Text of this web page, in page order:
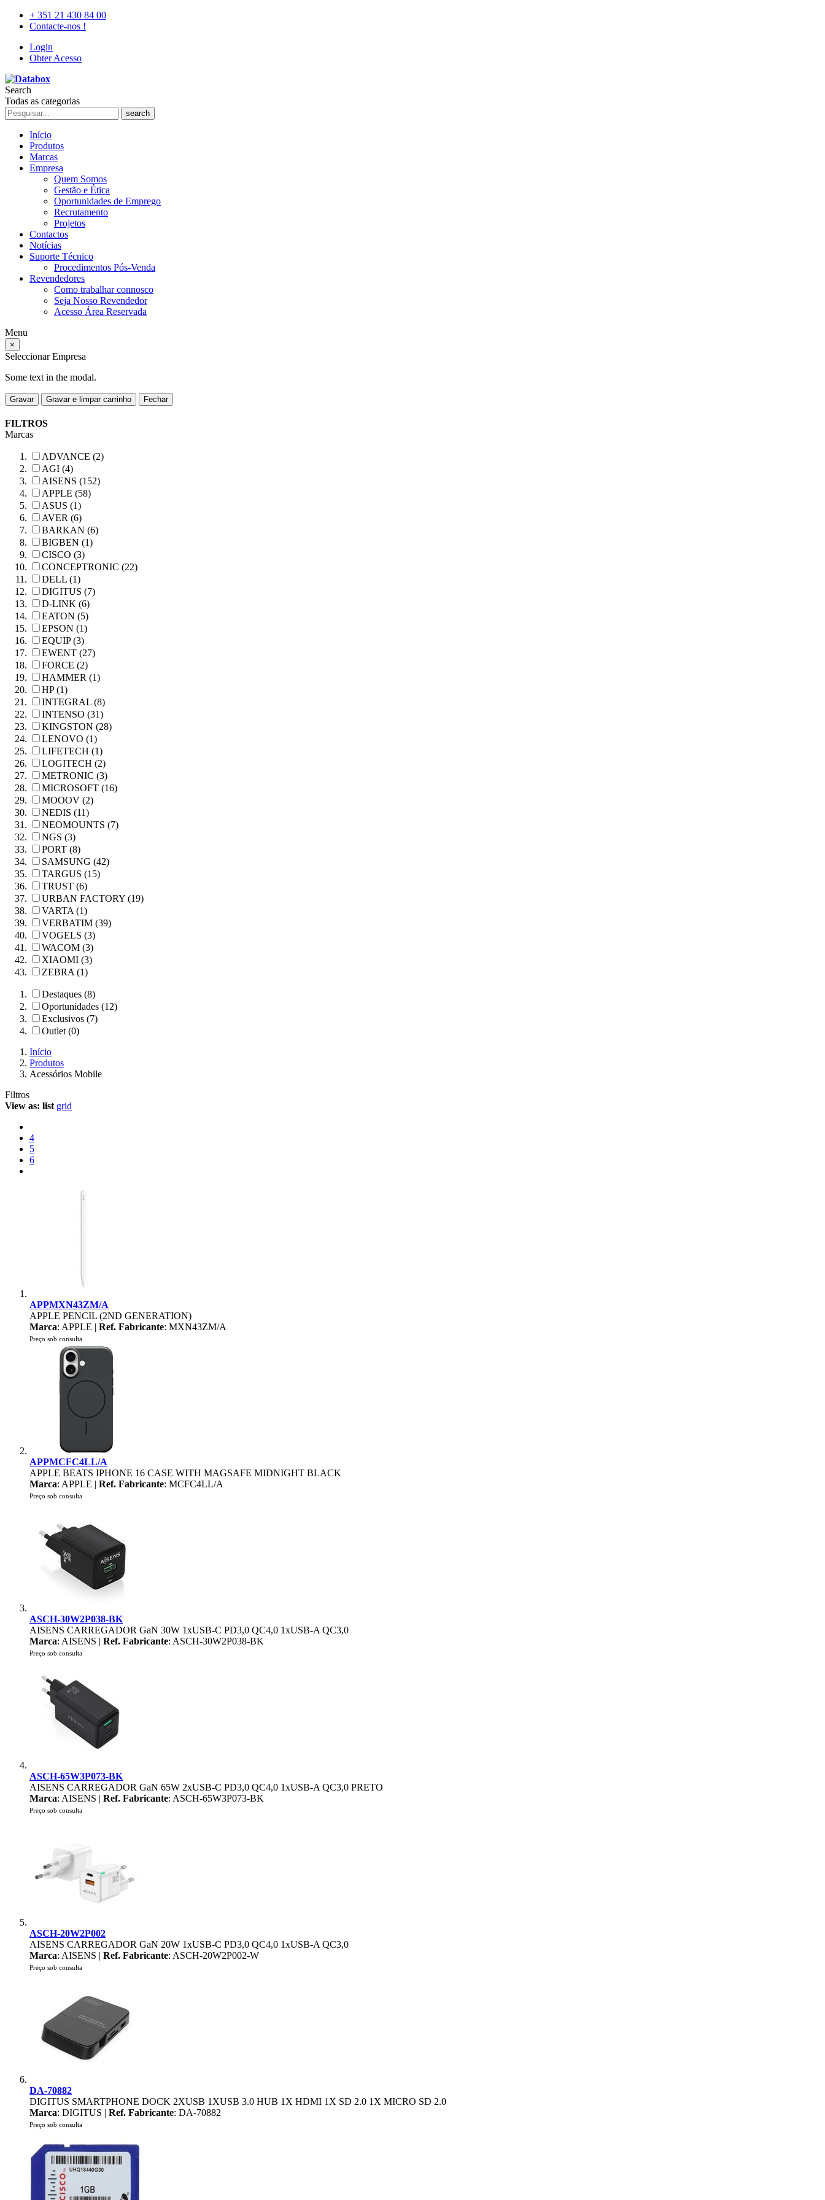
+ 351 21 430 84 00
Contacte-nos !
Login
Obter Acesso
Search
Todas as categorias
search
Início
Produtos
Marcas
Empresa
Quem Somos
Gestão e Ética
Oportunidades de Emprego
Recrutamento
Projetos
Contactos
Notícias
Suporte Técnico
Procedimentos Pós-Venda
Revendedores
Como trabalhar connosco
Seja Nosso Revendedor
Acesso Área Reservada
Menu
×
Seleccionar Empresa
Some text in the modal.
Gravar Gravar e limpar carrinho Fechar
FILTROS
Marcas
ADVANCE (2)
AGI (4)
AISENS (152)
APPLE (58)
ASUS (1)
AVER (6)
BARKAN (6)
BIGBEN (1)
CISCO (3)
CONCEPTRONIC (22)
DELL (1)
DIGITUS (7)
D-LINK (6)
EATON (5)
EPSON (1)
EQUIP (3)
EWENT (27)
FORCE (2)
HAMMER (1)
HP (1)
INTEGRAL (8)
INTENSO (31)
KINGSTON (28)
LENOVO (1)
LIFETECH (1)
LOGITECH (2)
METRONIC (3)
MICROSOFT (16)
MOOOV (2)
NEDIS (11)
NEOMOUNTS (7)
NGS (3)
PORT (8)
SAMSUNG (42)
TARGUS (15)
TRUST (6)
URBAN FACTORY (19)
VARTA (1)
VERBATIM (39)
VOGELS (3)
WACOM (3)
XIAOMI (3)
ZEBRA (1)
Destaques (8)
Oportunidades (12)
Exclusivos (7)
Outlet (0)
Início
Produtos
Acessórios Mobile
Filtros
View as: list grid
4
5
6
APPMXN43ZM/A
APPLE PENCIL (2ND GENERATION)
Marca: APPLE | Ref. Fabricante: MXN43ZM/A
Preço sob consulta
APPMCFC4LL/A
APPLE BEATS IPHONE 16 CASE WITH MAGSAFE MIDNIGHT BLACK
Marca: APPLE | Ref. Fabricante: MCFC4LL/A
Preço sob consulta
ASCH-30W2P038-BK
AISENS CARREGADOR GaN 30W 1xUSB-C PD3,0 QC4,0 1xUSB-A QC3,0
Marca: AISENS | Ref. Fabricante: ASCH-30W2P038-BK
Preço sob consulta
ASCH-65W3P073-BK
AISENS CARREGADOR GaN 65W 2xUSB-C PD3,0 QC4,0 1xUSB-A QC3,0 PRETO
Marca: AISENS | Ref. Fabricante: ASCH-65W3P073-BK
Preço sob consulta
ASCH-20W2P002
AISENS CARREGADOR GaN 20W 1xUSB-C PD3,0 QC4,0 1xUSB-A QC3,0
Marca: AISENS | Ref. Fabricante: ASCH-20W2P002-W
Preço sob consulta
DA-70882
DIGITUS SMARTPHONE DOCK 2XUSB 1XUSB 3.0 HUB 1X HDMI 1X SD 2.0 1X MICRO SD 2.0
Marca: DIGITUS | Ref. Fabricante: DA-70882
Preço sob consulta